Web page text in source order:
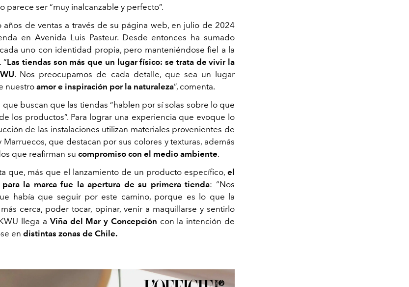
parece ser “muy inalcanzable y perfecto”.
años de ventas a través de su página web, en julio de 2024
en Avenida Luis Pasteur. Desde entonces ha sumado
uno con identidad propia, pero manteniéndose fiel a la
“Las tiendas son más que un lugar físico: se trata de vivir la
. Nos preocupamos de cada detalle, que sea un lugar
nuestro amor e inspiración por la naturaleza”, comenta.
que buscan que las tiendas “hablen por sí solas sobre lo que
los productos”. Para lograr una experiencia que evoque lo
de las instalaciones utilizan materiales provenientes de
Marruecos, que destacan por sus colores y texturas, además
que reafirman su compromiso con el medio ambiente.
que, más que el lanzamiento de un producto específico, el
la marca fue la apertura de su primera tienda: “Nos
había que seguir por este camino, porque es lo que la
cerca, poder tocar, opinar, venir a maquillarse y sentirlo
llega a Viña del Mar y Concepción con la intención de
en distintas zonas de Chile.